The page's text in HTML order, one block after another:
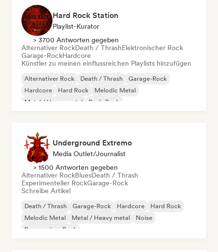
Hard Rock Station
Playlist-Kurator
> 3700 Antworten gegeben
Alternativer RockDeath / ThrashElektronischer Rock
Garage-RockHardcore
Künstler zu meinen einflussreichen Playlists hinzufügen
Alternativer Rock Death / Thrash
Garage-Rock
Hardcore
Hard Rock
Melodic Metal
Metal / Heavy metal
Punk-Rock
Underground Extremo
Media Outlet/Journalist
> 1500 Antworten gegeben
Alternativer RockBluesDeath / Thrash
Experimenteller RockGarage-Rock
Schreibe Artikel
Death / Thrash Garage-Rock Hardcore
Hard Rock
Melodic Metal
Metal / Heavy metal
Noise
Progressiver Rock